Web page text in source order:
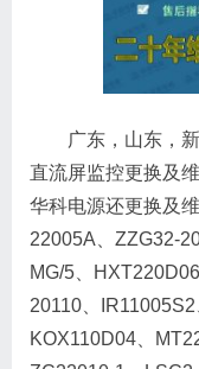
广东，山东，
直流屏监控更换及
华科电源还更换及
22005A、ZZG32-
MG/5、
20110、IR11005S2
KOX110D04、